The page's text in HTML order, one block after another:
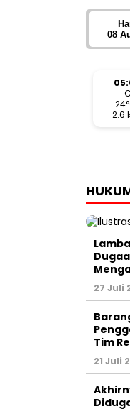
08
2.6
27 Juli
Tim
21 Juli